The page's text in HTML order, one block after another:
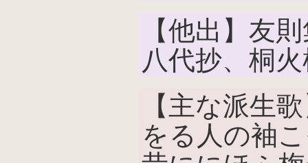
【他出】友
八代抄、桐
【主な派生
をる人の袖